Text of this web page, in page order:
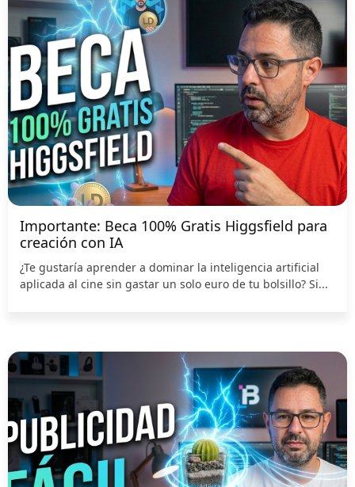
Importante: Beca 100% Gratis Higgsfield para
creación con IA
¿Te gustaría aprender a dominar la inteligencia artificial
aplicada al cine sin gastar un solo euro de tu bolsillo? Si...